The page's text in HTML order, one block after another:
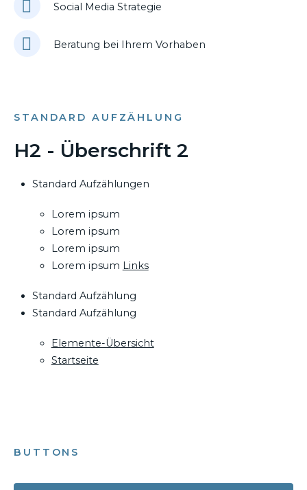
Social Media Strategie
Beratung bei Ihrem Vorhaben
STANDARD AUFZÄHLUNG
H2 - Überschrift 2
Standard Aufzählungen
Lorem ipsum
Lorem ipsum
Lorem ipsum
Lorem ipsum Links
Standard Aufzählung
Standard Aufzählung
Elemente-Übersicht
Startseite
BUTTONS